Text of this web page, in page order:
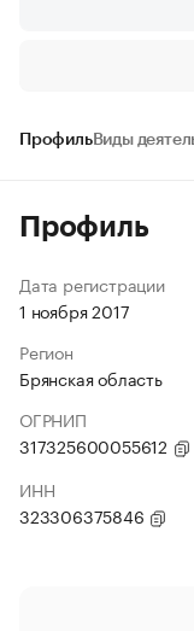
ПрофильВиды
Профиль
Дата регистрации
1 ноября 2017
Регион
Брянская область
ОГРНИП
317325600055612
ИНН
323306375846